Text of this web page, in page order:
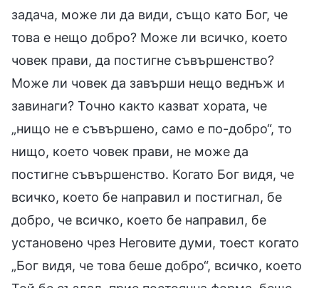
задача, може ли да види, също като Бог, че
това е нещо добро? Може ли всичко, което
човек прави, да постигне съвършенство?
Може ли човек да завърши нещо веднъж и
завинаги? Точно както казват хората, че
„нищо не е съвършено, само е по-добро“, то
нищо, което човек прави, не може да
постигне съвършенство. Когато Бог видя, че
всичко, което бе направил и постигнал, бе
добро, че всичко, което бе направил, бе
установено чрез Неговите думи, тоест когато
„Бог видя, че това беше добро“, всичко, което